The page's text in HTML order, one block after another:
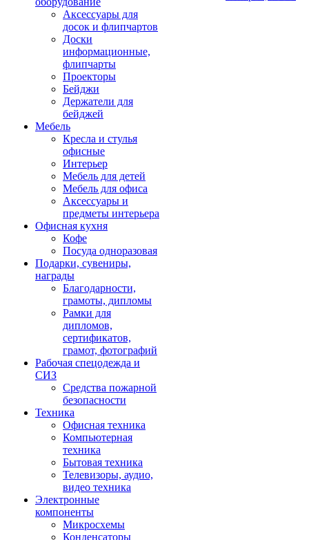
Аксессуары для
досок и флипчартов
Доски
информационные,
флипчарты
Проекторы
Бейджи
Держатели для
бейджей
Мебель
Кресла и стулья
офисные
Интерьер
Мебель для детей
Мебель для офиса
Аксессуары и
предметы интерьера
Офисная кухня
Кофе
Посуда одноразовая
Подарки, сувениры,
награды
Благодарности,
грамоты, дипломы
Рамки для
дипломов,
сертификатов,
грамот, фотографий
Рабочая спецодежда и
СИЗ
Средства пожарной
безопасности
Техника
Офисная техника
Компьютерная
техника
Бытовая техника
Телевизоры, аудио,
видео техника
Электронные
компоненты
Микросхемы
Конденсаторы